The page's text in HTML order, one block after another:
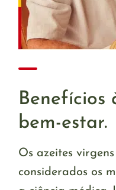
Benefícios
bem-estar.
Os azeites
considerados os